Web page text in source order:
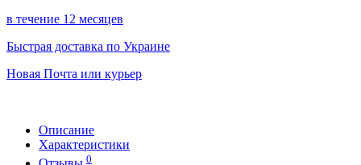
в течение 12 месяцев
Быстрая доставка по Украине
Новая Почта или курьер
Описание
Характеристики
0